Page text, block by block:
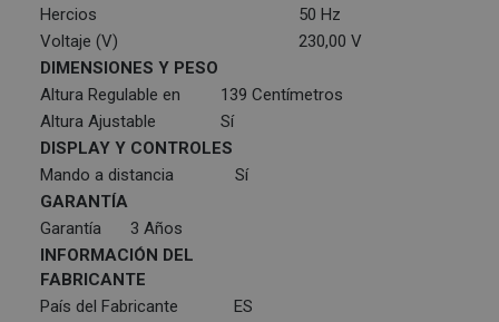
Hercios
50 Hz
Voltaje (V)
230,00 V
DIMENSIONES Y PESO
Altura Regulable en
139 Centímetros
Altura Ajustable
Sí
DISPLAY Y CONTROLES
Mando a distancia
Sí
GARANTÍA
Garantía
3 Años
INFORMACIÓN DEL
FABRICANTE
País del Fabricante
ES